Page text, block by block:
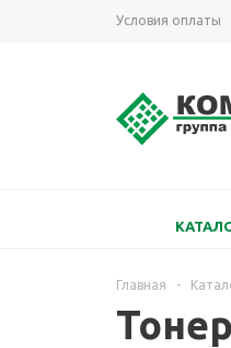
Условия оплаты
Главная -